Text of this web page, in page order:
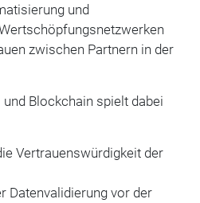
und
zwischen Partnern in der
Blockchain spielt dabei
Vertrauenswürdigkeit der
Datenvalidierung vor der